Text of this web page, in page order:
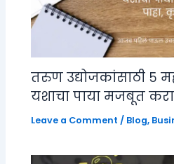
तरुण उद्योजकांसाठी ५
यशाचा पाया मजबूत
Leave a Comment / Blog,